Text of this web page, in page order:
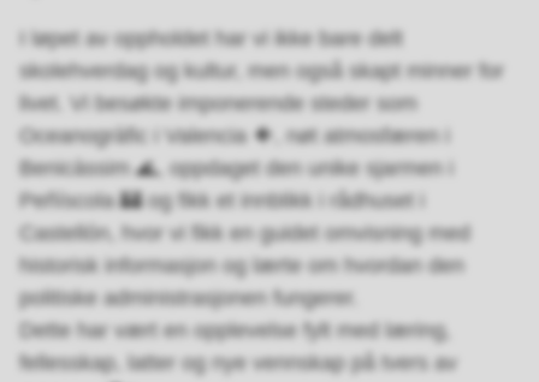
I løpet av oppholdet har vi ikke bare delt
skolehverdag og kultur, men også skapt minner for
livet. Vi besøkte imponerende steder som
Oceanogràfic i Valencia 🐠, nøt atmosfæren i
Benicàssim 🌊, oppdaget den unike sjarmen i
Peñíscola 🏰 og fikk et innblikk i rådhuset i
Castellón, hvor vi fikk en guidet omvisning med
historisk informasjon og lærte om hvordan den
politiske administrasjonen fungerer.
Dette har vært en opplevelse fylt med læring,
fellesskap, latter og nye vennskap på tvers av